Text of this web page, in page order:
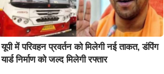
यूपी में परिवहन प्रवर्तन को मिलेगी नई ताकत, डंपिंग
यार्ड निर्माण को जल्द मिलेगी रफ्तार